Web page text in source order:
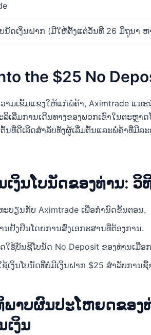
ນັດເງິນຝາກ (ມີໃຫ້ຕັ້ງແຕ່ວັນທີ 26 ມິຖຸນາ
the $25 No
າມເຂັ້ມແຂງໃຫ້ແກ່ພໍ່ຄ້າ, Aximtrade ແນະ
ລິເລີ່ມການເດີນທາງຂອງພວກເຂົາໃນຕະຫຼາ
ຕົ້ນທີ່ດີເລີດສໍາລັບທັງຜູ້ເລີ່ມຕົ້ນແລະພໍ່ຄ້າທີ່ມີ
ງິນໂບນັດຂອງທ່ານ: ວິ
ະບຽນກັບ Aximtrade ເພື່ອກໍານົດຂັ້ນຕອນ.
ນຢັ້ງຢືນໂດຍການສົ່ງເອກະສານທີ່ຕ້ອງການ.
ໃຊ້ບັນຊີໂບນັດ No Deposit ຂອງທ່ານເມື່ອ
ເງິນໂບນັດທີ່ບໍ່ມີເງິນຝາກ $25 ສໍາລັບການຊື້
າບຜົນປະໂຫຍດຂອງ
ເງິນ